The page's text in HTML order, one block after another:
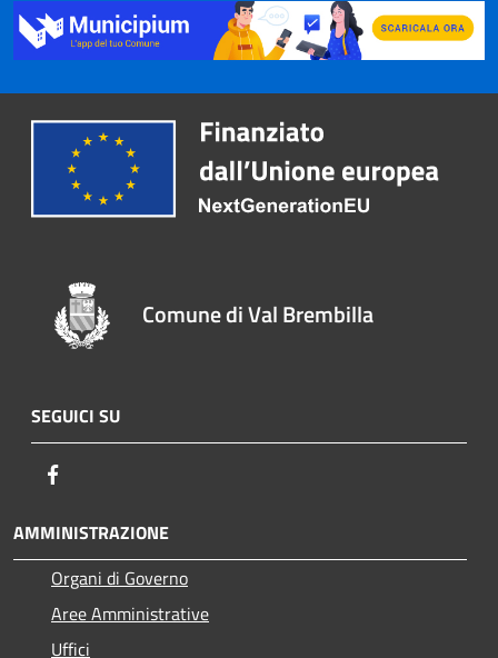
Comune di Val Brembilla
SEGUICI SU
AMMINISTRAZIONE
Organi di Governo
Aree Amministrative
Uffici